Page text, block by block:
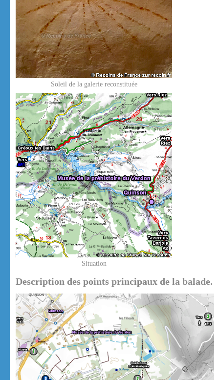
Soleil de la galerie reconstituée
Situation
Description des points principaux de la balade.